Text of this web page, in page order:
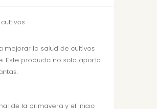
mejorar la salud de cultivos
Este producto no solo aporta
de la primavera y el inicio